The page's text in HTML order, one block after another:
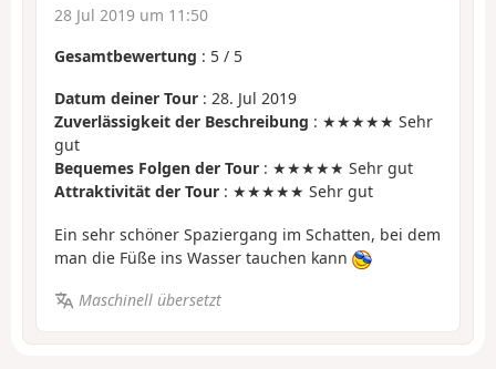
28 Jul 2019 um 11:50
Gesamtbewertung : 5 / 5
Datum deiner Tour : 28. Jul 2019
Zuverlässigkeit der Beschreibung : ★★★★★ Sehr
gut
Bequemes Folgen der Tour : ★★★★★ Sehr gut
Attraktivität der Tour : ★★★★★ Sehr gut
Ein sehr schöner Spaziergang im Schatten, bei dem
man die Füße ins Wasser tauchen kann
Maschinell übersetzt